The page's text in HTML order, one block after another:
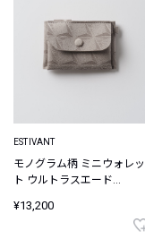
ESTIVANT
モノグラム柄 ミニウォレッ
ト ウルトラスエード
¥13,200